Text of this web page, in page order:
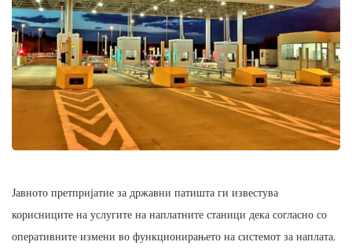
Јавното претпријатие за државни патишта ги известува
корисниците на услугите на наплатните станици дека согласно со
оперативните измени во функционирањето на системот за наплата,